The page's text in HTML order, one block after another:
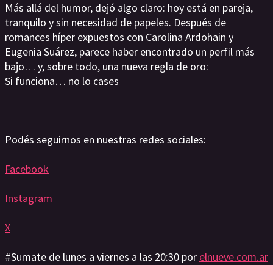
Más allá del humor, dejó algo claro: hoy está en pareja,
tranquilo y sin necesidad de papeles. Después de
romances híper expuestos con Carolina Ardohain y
Eugenia Suárez, parece haber encontrado un perfil más
bajo… y, sobre todo, una nueva regla de oro:
Si funciona… no lo cases
Podés seguirnos en nuestras redes sociales:
Facebook
Instagram
X
#Sumate de lunes a viernes a las 20:30 por elnueve.com.ar